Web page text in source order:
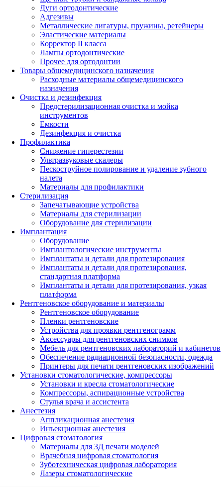
Дуги ортодонтические
Адгезивы
Металлические лигатуры, пружины, ретейнеры
Эластические материалы
Корректор II класса
Лампы ортодонтические
Прочее для ортодонтии
Товары общемедицинского назначения
Расходные материалы общемедицинского
назначения
Очистка и дезинфекция
Предстерилизационная очистка и мойка
инструментов
Емкости
Дезинфекция и очистка
Профилактика
Снижение гиперестезии
Ультразвуковые скалеры
Пескоструйное полирование и удаление зубного
налета
Материалы для профилактики
Стерилизация
Запечатывающие устройства
Материалы для стерилизации
Оборудование для стерилизации
Имплантация
Оборудование
Имплантологические инструменты
Имплантаты и детали для протезирования
Имплантаты и детали для протезирования,
стандартная платформа
Имплантаты и детали для протезирования, узкая
платформа
Рентгеновское оборудование и материалы
Рентгеновское оборудование
Пленки рентгеновские
Устройства для проявки рентгенограмм
Аксессуары для рентгеновских снимков
Мебель для рентгеновских лабораторий и кабинетов
Обеспечение радиационной безопасности, одежда
Принтеры для печати рентгеновских изображений
Установки стоматологические, компрессоры
Установки и кресла стоматологические
Компрессоры, аспирационные устройства
Стулья врача и ассистента
Анестезия
Аппликационная анестезия
Инъекционная анестезия
Цифровая стоматология
Материалы для 3Д печати моделей
Врачебная цифровая стоматология
Зуботехническая цифровая лаборатория
Лазеры стоматологические